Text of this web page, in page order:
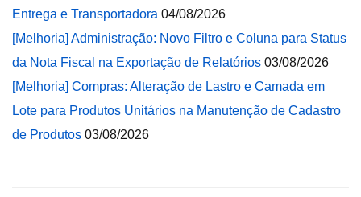
Entrega e Transportadora 04/08/2026
[Melhoria] Administração: Novo Filtro e Coluna para Status
da Nota Fiscal na Exportação de Relatórios 03/08/2026
[Melhoria] Compras: Alteração de Lastro e Camada em
Lote para Produtos Unitários na Manutenção de Cadastro
de Produtos 03/08/2026